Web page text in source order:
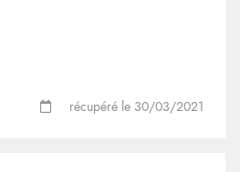
récupéré le 30/03/2021